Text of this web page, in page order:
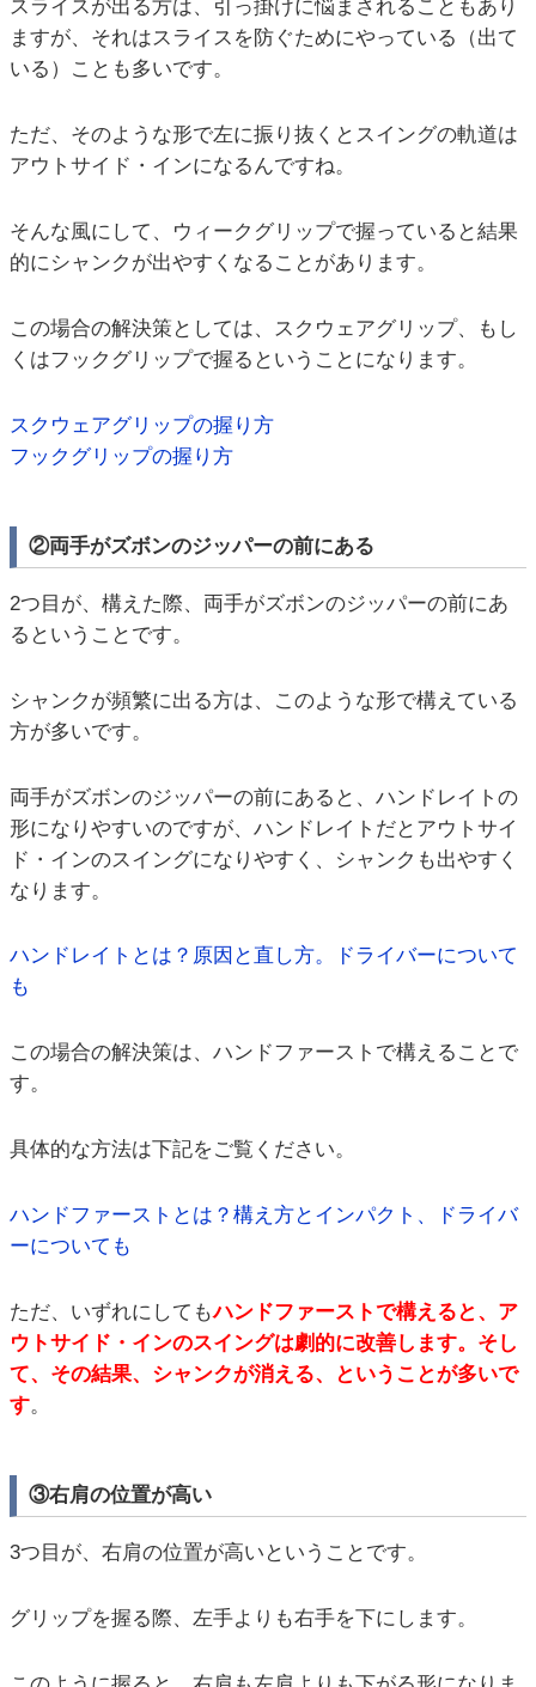
スライスが出る方は、引っ掛けに悩まされることもあり
ますが、それはスライスを防ぐためにやっている（出て
いる）ことも多いです。
ただ、そのような形で左に振り抜くとスイングの軌道は
アウトサイド・インになるんですね。
そんな風にして、ウィークグリップで握っていると結果
的にシャンクが出やすくなることがあります。
この場合の解決策としては、スクウェアグリップ、もし
くはフックグリップで握るということになります。
スクウェアグリップの握り方
フックグリップの握り方
②両手がズボンのジッパーの前にある
2つ目が、構えた際、両手がズボンのジッパーの前にあ
るということです。
シャンクが頻繁に出る方は、このような形で構えている
方が多いです。
両手がズボンのジッパーの前にあると、ハンドレイトの
形になりやすいのですが、ハンドレイトだとアウトサイ
ド・インのスイングになりやすく、シャンクも出やすく
なります。
ハンドレイトとは？原因と直し方。ドライバーについて
も
この場合の解決策は、ハンドファーストで構えることで
す。
具体的な方法は下記をご覧ください。
ハンドファーストとは？構え方とインパクト、ドライバ
ーについても
ただ、いずれにしてもハンドファーストで構えると、ア
ウトサイド・インのスイングは劇的に改善します。そし
て、その結果、シャンクが消える、ということが多いで
す。
③右肩の位置が高い
3つ目が、右肩の位置が高いということです。
グリップを握る際、左手よりも右手を下にします。